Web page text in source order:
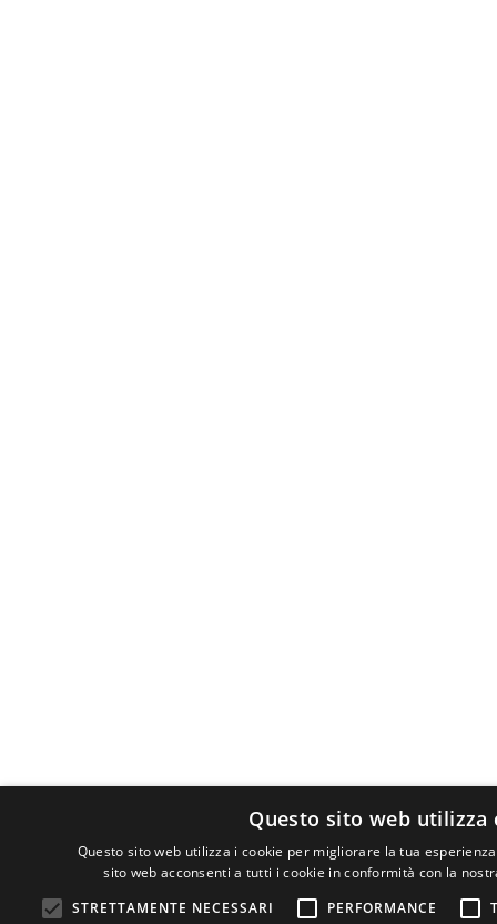
Questo sito web utilizza
Questo sito web utilizza i cookie per migliorare la tua
sito web acconsenti a tutti i cookie in conformità con la
STRETTAMENTE NECESSARI
PERFORMANCE